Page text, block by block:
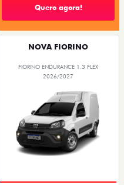
Quero agora!
NOVA FIORINO
FIORINO ENDURANCE 1.3 FLEX
2026/2027